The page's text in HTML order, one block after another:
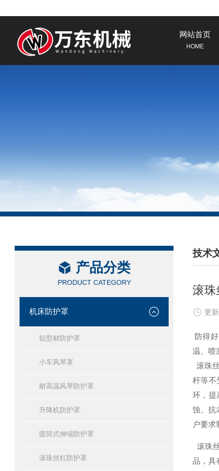
网站首页
HOME
产品分类
PRODUCT CATEGORY
机床防护罩
铝型材防护罩
小车风琴罩
耐高温风琴防护罩
升降机防护罩
圆筒式伸缩防护罩
滚珠丝杠防护罩
技术
/
滚珠
更
防得
温、喷
滚珠
杆等不
环，提
蚀、抗
户要求
滚珠
品，具